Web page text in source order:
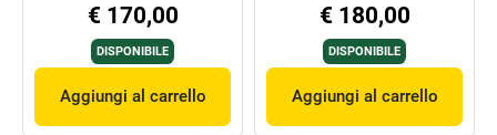
€ 170,00
DISPONIBILE
Aggiungi al carrello
€ 180,00
DISPONIBILE
Aggiungi al carrello